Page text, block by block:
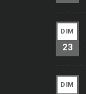
DIM
23
DIM